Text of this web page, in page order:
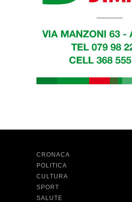
CRONACA
POLITICA
CULTURA
SPORT
SALUTE